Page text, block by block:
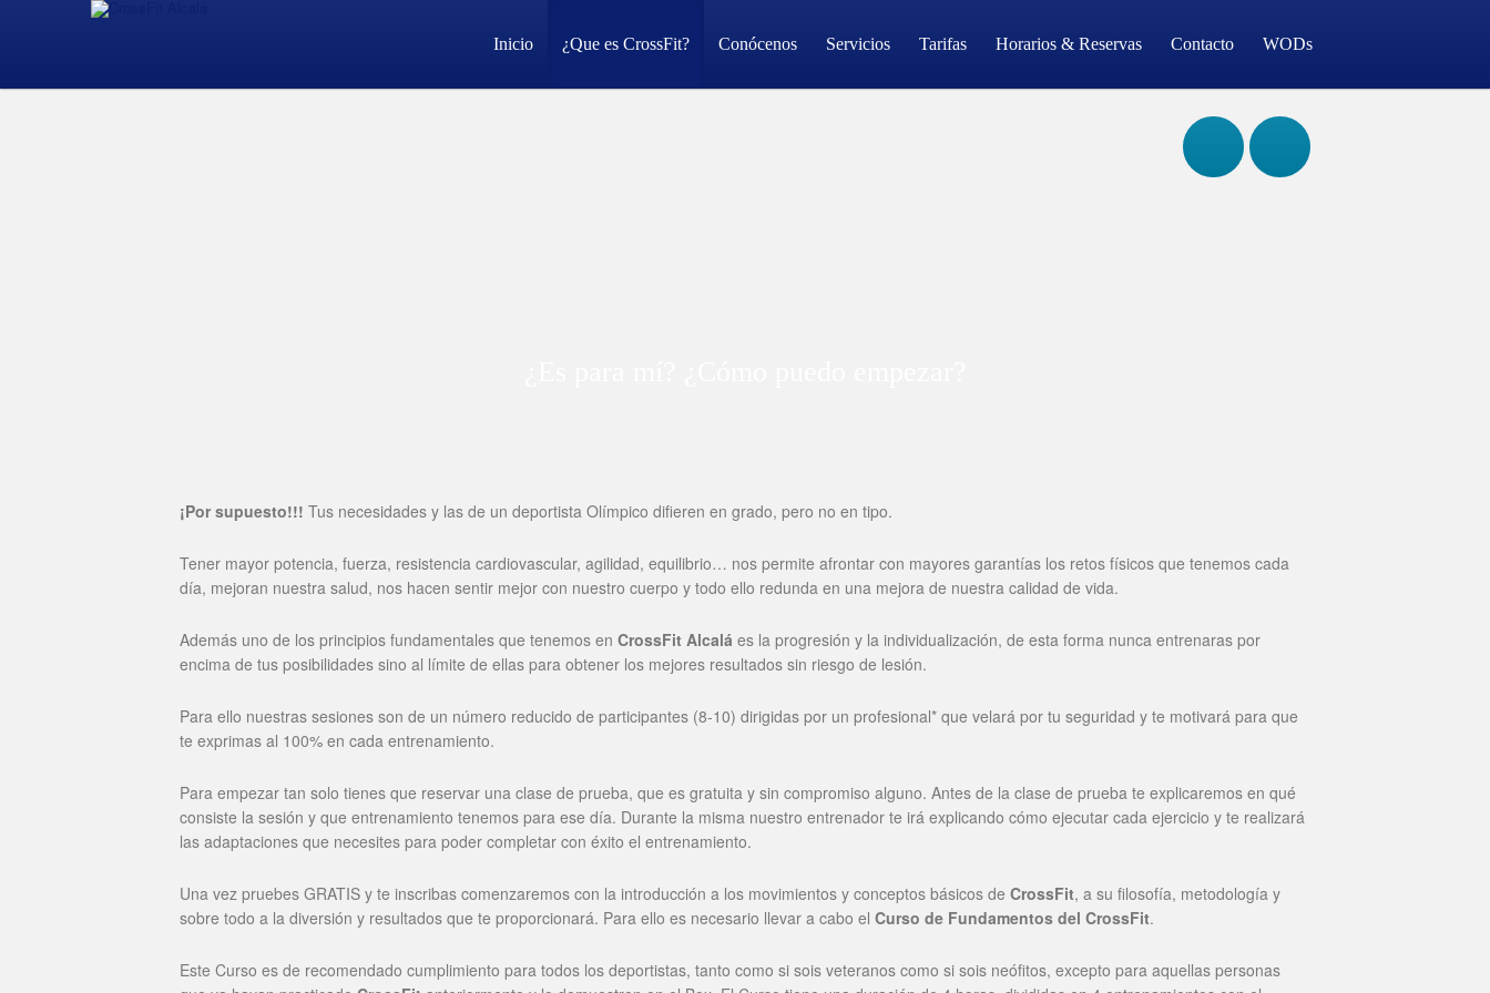
Inicio ¿Que es CrossFit? Conócenos Servicios Tarifas Horarios & Reservas Contacto WODs
¡Por supuesto!!! Tus necesidades y las de un deportista Olímpico difieren en grado, pero no en tipo.
Tener mayor potencia, fuerza, resistencia cardiovascular, agilidad, equilibrio… nos permite afrontar con mayores garantías los retos físicos que tenemos cada
día, mejoran nuestra salud, nos hacen sentir mejor con nuestro cuerpo y todo ello redunda en una mejora de nuestra calidad de vida.
Además uno de los principios fundamentales que tenemos en CrossFit Alcalá es la progresión y la individualización, de esta forma nunca entrenaras por
encima de tus posibilidades sino al límite de ellas para obtener los mejores resultados sin riesgo de lesión.
Para ello nuestras sesiones son de un número reducido de participantes (8-10) dirigidas por un profesional* que velará por tu seguridad y te motivará para que
te exprimas al 100% en cada entrenamiento.
Para empezar tan solo tienes que reservar una clase de prueba, que es gratuita y sin compromiso alguno. Antes de la clase de prueba te explicaremos en qué
consiste la sesión y que entrenamiento tenemos para ese día. Durante la misma nuestro entrenador te irá explicando cómo ejecutar cada ejercicio y te realizará
las adaptaciones que necesites para poder completar con éxito el entrenamiento.
Una vez pruebes GRATIS y te inscribas comenzaremos con la introducción a los movimientos y conceptos básicos de CrossFit, a su filosofía, metodología y
sobre todo a la diversión y resultados que te proporcionará. Para ello es necesario llevar a cabo el Curso de Fundamentos del CrossFit.
Este Curso es de recomendado cumplimiento para todos los deportistas, tanto como si sois veteranos como si sois neófitos, excepto para aquellas personas